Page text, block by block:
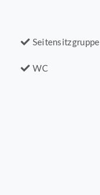
Seitensitzgruppe
WC